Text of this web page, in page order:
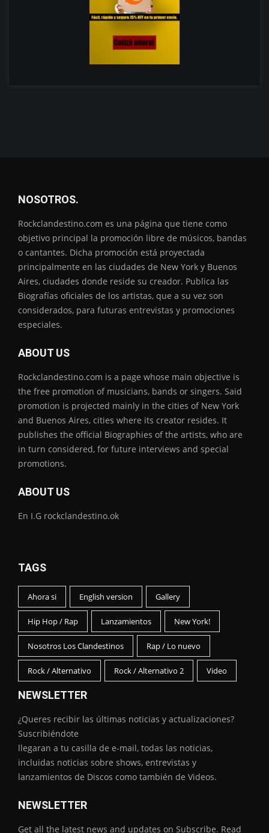
NOSOTROS.
Rockclandestino.com es una página que tiene como
objetivo principal la promoción libre de músicos, bandas
o cantantes. Dicha promoción está proyectada
principalmente en las ciudades de New York y Buenos
Aires, ciudades donde reside su creador. Publica las
Biografías oficiales de los artistas, que a su vez son
considerados, para futuras entrevistas y promociones
especiales.
ABOUT US
Rockclandestino.com is a page whose main objective is
the free promotion of musicians, bands or singers. Said
promotion is projected mainly in the cities of New York
and Buenos Aires, cities where its creator resides. It
publishes the official Biographies of the artists, who are
in turn considered, for future interviews and special
promotions.
ABOUT US
En I.G rockclandestino.ok
TAGS
Ahora si English version Gallery
Hip Hop / Rap Lanzamientos New York!
Nosotros Los Clandestinos Rap / Lo nuevo
Rock / Alternativo Rock / Alternativo 2 Video
NEWSLETTER
¿Queres recibir las últimas noticias y actualizaciones?
Suscribiéndote
llegaran a tu casilla de e-mail, todas las noticias,
incluidas noticias sobre shows, entrevistas y
lanzamientos de Discos como también de Videos.
NEWSLETTER
Get all the latest news and updates on Subscribe. Read